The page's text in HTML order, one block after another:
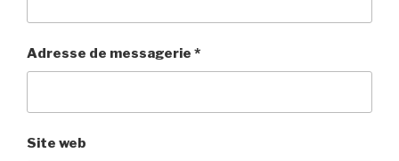
Adresse de messagerie *
Site web